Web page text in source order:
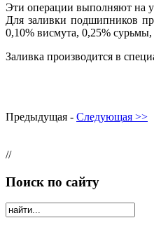
Эти операции выполняют на
Для заливки подшипников
0,10% висмута, 0,25%
Заливка производится в
Предыдущая - Следующая >>
//
Поиск по сайту